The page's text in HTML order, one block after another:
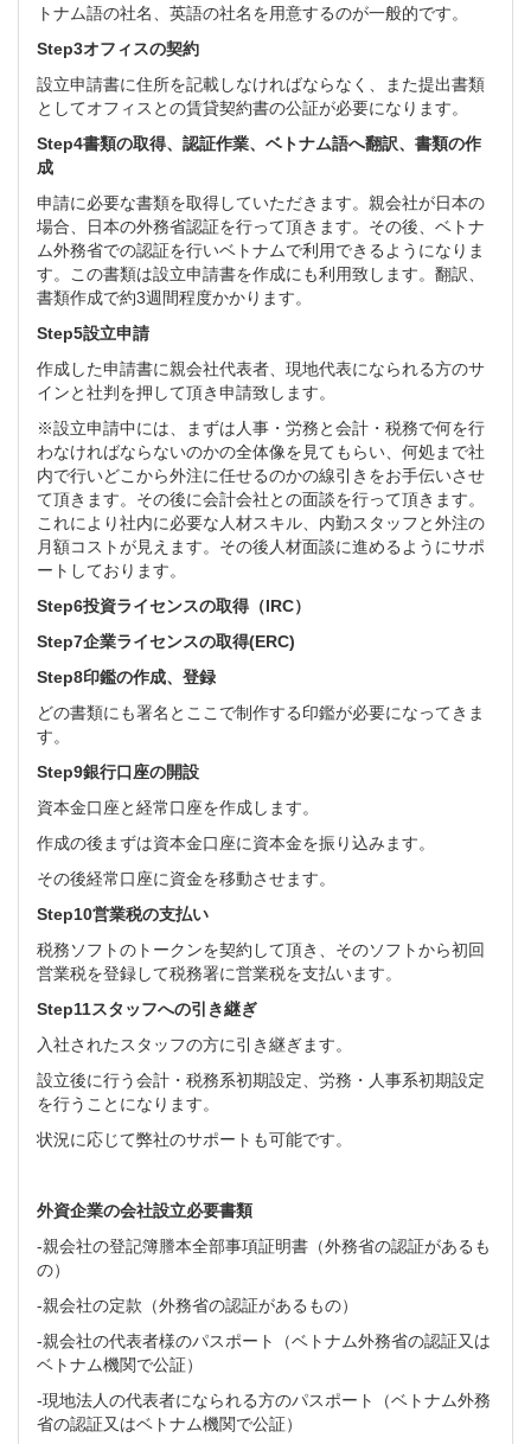
トナム語の社名、英語の社名を用意するのが一般的です。
Step3オフィスの契約
設立申請書に住所を記載しなければならなく、また提出書類
としてオフィスとの賃貸契約書の公証が必要になります。
Step4書類の取得、認証作業、ベトナム語へ翻訳、書類の作
成
申請に必要な書類を取得していただきます。親会社が日本の
場合、日本の外務省認証を行って頂きます。その後、ベトナ
ム外務省での認証を行いベトナムで利用できるようになりま
す。この書類は設立申請書を作成にも利用致します。翻訳、
書類作成で約3週間程度かかります。
Step5設立申請
作成した申請書に親会社代表者、現地代表になられる方のサ
インと社判を押して頂き申請致します。
※設立申請中には、まずは人事・労務と会計・税務で何を行
わなければならないのかの全体像を見てもらい、何処まで社
内で行いどこから外注に任せるのかの線引きをお手伝いさせ
て頂きます。その後に会計会社との面談を行って頂きます。
これにより社内に必要な人材スキル、内勤スタッフと外注の
月額コストが見えます。その後人材面談に進めるようにサポ
ートしております。
Step6投資ライセンスの取得（IRC）
Step7企業ライセンスの取得(ERC)
Step8印鑑の作成、登録
どの書類にも署名とここで制作する印鑑が必要になってきま
す。
Step9銀行口座の開設
資本金口座と経常口座を作成します。
作成の後まずは資本金口座に資本金を振り込みます。
その後経常口座に資金を移動させます。
Step10営業税の支払い
税務ソフトのトークンを契約して頂き、そのソフトから初回
営業税を登録して税務署に営業税を支払います。
Step11スタッフへの引き継ぎ
入社されたスタッフの方に引き継ぎます。
設立後に行う会計・税務系初期設定、労務・人事系初期設定
を行うことになります。
状況に応じて弊社のサポートも可能です。
外資企業の会社設立必要書類
-親会社の登記簿謄本全部事項証明書（外務省の認証があるも
の）
-親会社の定款（外務省の認証があるもの）
-親会社の代表者様のパスポート（ベトナム外務省の認証又は
ベトナム機関で公証）
-現地法人の代表者になられる方のパスポート（ベトナム外務
省の認証又はベトナム機関で公証）